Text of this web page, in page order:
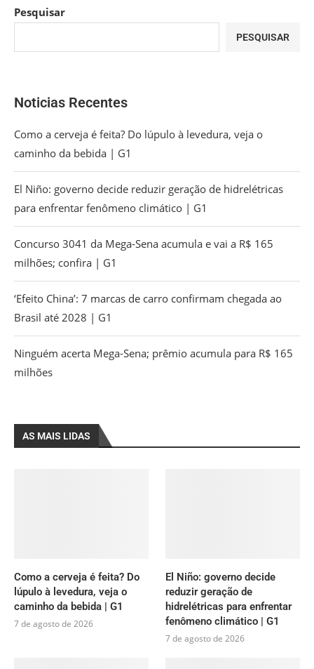
Pesquisar
PESQUISAR
Noticias Recentes
Como a cerveja é feita? Do lúpulo à levedura, veja o
caminho da bebida | G1
El Niño: governo decide reduzir geração de hidrelétricas
para enfrentar fenômeno climático | G1
Concurso 3041 da Mega-Sena acumula e vai a R$ 165
milhões; confira | G1
‘Efeito China’: 7 marcas de carro confirmam chegada ao
Brasil até 2028 | G1
Ninguém acerta Mega-Sena; prêmio acumula para R$ 165
milhões
AS MAIS LIDAS
Como a cerveja é feita? Do
lúpulo à levedura, veja o
caminho da bebida | G1
7 de agosto de 2026
El Niño: governo decide
reduzir geração de
hidrelétricas para enfrentar
fenômeno climático | G1
7 de agosto de 2026